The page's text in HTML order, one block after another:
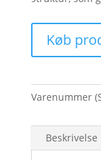
Køb
Varenummer
Beskrivelse